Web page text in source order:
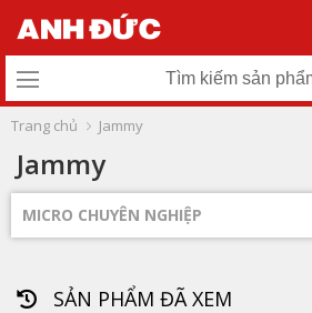
Trang chủ Jammy
Jammy
MICRO CHUYÊN NGHIỆP
SẢN PHẨM ĐÃ XEM